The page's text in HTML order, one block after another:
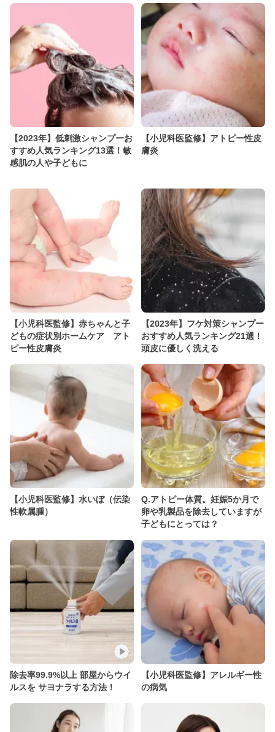
【2023年】低刺激シャンプーお
すすめ人気ランキング13選！敏
感肌の人や子どもに
【小児科医監修】アトピー性皮
膚炎
【小児科医監修】赤ちゃんと子
どもの症状別ホームケア アト
ピー性皮膚炎
【2023年】フケ対策シャンプー
おすすめ人気ランキング21選！
頭皮に優しく洗える
【小児科医監修】水いぼ（伝染
性軟属腫）
Q.アトピー体質。妊娠5か月で
卵や乳製品を除去していますが
子どもにとっては？
除去率99.9%以上 部屋からウイ
ルスを サヨナラする方法！
【小児科医監修】アレルギー性
の病気